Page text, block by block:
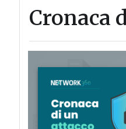
Cronaca